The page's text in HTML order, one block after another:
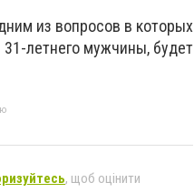
из вопросов в которых
31-летнего мужчины, будет
, щоб оцінити